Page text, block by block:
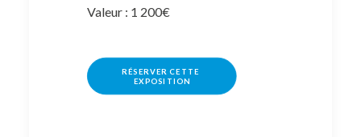
Valeur : 1 200€
RÉSERVER CETTE
EXPOSITION